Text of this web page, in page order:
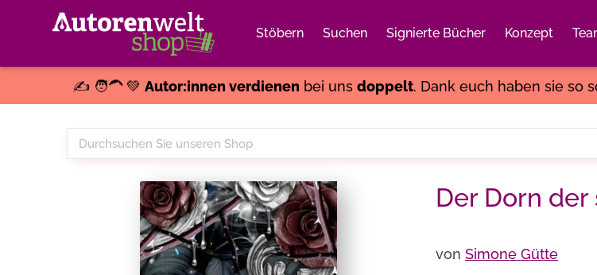
Stöbern Suchen Signierte Bücher Konzept
✍️ 🧑‍🦱 💚 Autor:innen verdienenbei uns doppelt. Dank euch haben sie so
Durchsuchen
Sie
Der Dorn
von Simone Gütte